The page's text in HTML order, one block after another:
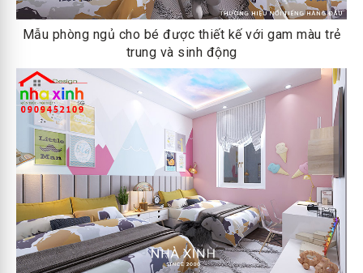
Mẫu phòng ngủ cho bé được thiết kế với gam màu trẻ
trung và sinh động